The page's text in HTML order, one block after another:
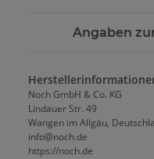
Angaben
Noch GmbH & Co. KG
Lindauer Str. 49
Wangen im Allgäu,
info@noch.de
https://noch.de